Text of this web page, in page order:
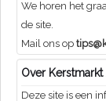
We horen het
de site.
Mail ons op
Over
Deze site is een